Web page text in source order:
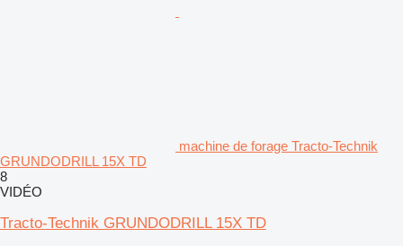
machine de forage Tracto-Technik
GRUNDODRILL 15X TD
8
VIDÉO
Tracto-Technik GRUNDODRILL 15X TD